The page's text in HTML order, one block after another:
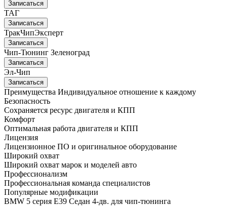
Записаться
ТАГ
Записаться
ТракЧипЭксперт
Записаться
Чип-Тюнинг Зеленоград
Записаться
Эл-Чип
Записаться
Преимущества Индивидуальное отношение к каждому
Безопасность
Сохраняется ресурс двигателя и КПП
Комфорт
Оптимальная работа двигателя и КПП
Лицензия
Лицензионное ПО и оригинальное оборудование
Широкий охват
Широкий охват марок и моделей авто
Профессионализм
Профессиональная команда специалистов
Популярные модификации
BMW 5 серия E39 Седан 4-дв. для чип-тюнинга